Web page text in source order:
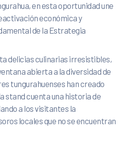
en esta oportunidad une
económica y
de la Estrategia
delicias culinarias irresistibles,
abierta a la diversidad de
tungurahuenses han creado
stand cuenta una historia de
a los visitantes la
locales que no se encuentran